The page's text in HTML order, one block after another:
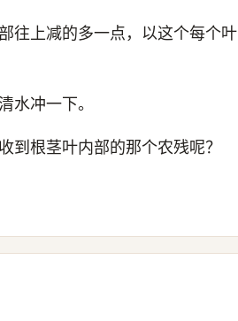
往上减的多一点，以这个每个叶
水冲一下。
到根茎叶内部的那个农残呢？